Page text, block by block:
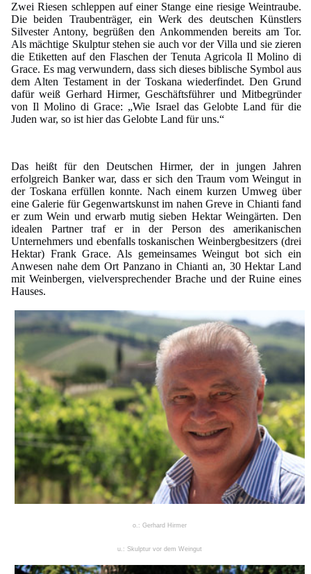
Zwei Riesen schleppen auf einer Stange eine riesige Weintraube.
Die beiden Traubenträger, ein Werk des deutschen Künstlers
Silvester Antony, begrüßen den Ankommenden bereits am Tor.
Als mächtige Skulptur stehen sie auch vor der Villa und sie zieren
die Etiketten auf den Flaschen der Tenuta Agricola Il Molino di
Grace. Es mag verwundern, dass sich dieses biblische Symbol aus
dem Alten Testament in der Toskana wiederfindet. Den Grund
dafür weiß Gerhard Hirmer, Geschäftsführer und Mitbegründer
von Il Molino di Grace: „Wie Israel das Gelobte Land für die
Juden war, so ist hier das Gelobte Land für uns.“
Das heißt für den Deutschen Hirmer, der in jungen Jahren
erfolgreich Banker war, dass er sich den Traum vom Weingut in
der Toskana erfüllen konnte. Nach einem kurzen Umweg über
eine Galerie für Gegenwartskunst im nahen Greve in Chianti fand
er zum Wein und erwarb mutig sieben Hektar Weingärten. Den
idealen Partner traf er in der Person des amerikanischen
Unternehmers und ebenfalls toskanischen Weinbergbesitzers (drei
Hektar) Frank Grace. Als gemeinsames Weingut bot sich ein
Anwesen nahe dem Ort Panzano in Chianti an, 30 Hektar Land
mit Weinbergen, vielversprechender Brache und der Ruine eines
Hauses.
o.: Gerhard Hirmer
u.: Skulptur vor dem Weingut